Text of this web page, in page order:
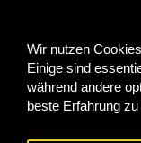
Wir nutzen
Einige sind
während andere
beste Erfahrung zu
Auftragshistorie
Wunschzettel
Newsletter